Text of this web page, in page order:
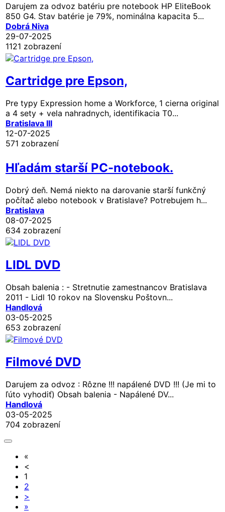
Darujem za odvoz batériu pre notebook HP EliteBook
850 G4. Stav batérie je 79%, nominálna kapacita 5...
Dobrá Niva
29-07-2025
1121 zobrazení
Cartridge pre Epson,
Pre typy Expression home a Workforce, 1 cierna original
a 4 sety + vela nahradnych, identifikacia T0...
Bratislava III
12-07-2025
571 zobrazení
Hľadám starší PC-notebook.
Dobrý deň. Nemá niekto na darovanie starší funkčný
počítač alebo notebook v Bratislave? Potrebujem h...
Bratislava
08-07-2025
634 zobrazení
LIDL DVD
Obsah balenia : - Stretnutie zamestnancov Bratislava
2011 - Lidl 10 rokov na Slovensku Poštovn...
Handlová
03-05-2025
653 zobrazení
Filmové DVD
Darujem za odvoz : Rôzne !!! napálené DVD !!! (Je mi to
ľúto vyhodiť) Obsah balenia - Napálené DV...
Handlová
03-05-2025
704 zobrazení
«
<
1
2
>
»